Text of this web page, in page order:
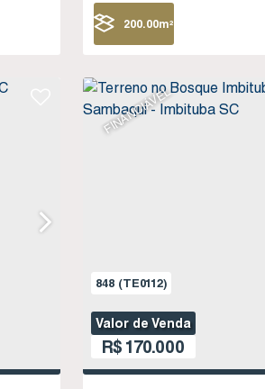
200.00m²
FINANCIÁVEL
848 (TE0112)
R$ 170.000
Valor de Venda